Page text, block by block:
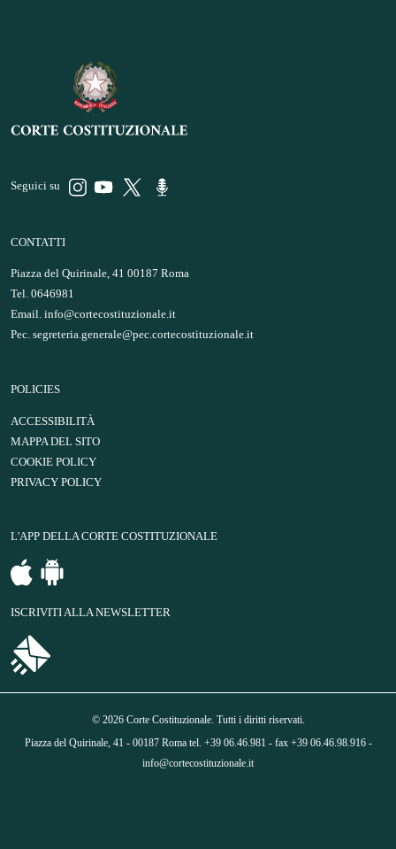
Seguici su
CONTATTI
Piazza del Quirinale, 41 00187 Roma
Tel. 0646981
Email. info@cortecostituzionale.it
Pec. segreteria.generale@pec.cortecostituzionale.it
POLICIES
ACCESSIBILITÀ
MAPPA DEL SITO
COOKIE POLICY
PRIVACY POLICY
L'APP DELLA CORTE COSTITUZIONALE
ISCRIVITI ALLA NEWSLETTER
© 2026 Corte Costituzionale. Tutti i diritti riservati.
Piazza del Quirinale, 41 - 00187 Roma tel. +39 06.46.981 - fax +39 06.46.98.916 -
info@cortecostituzionale.it